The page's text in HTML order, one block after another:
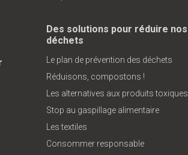
Des solutions pour réduire nos
déchets
Le plan de prévention des déchets
Réduisons, compostons !
Les alternatives aux produits toxiques
Stop au gaspillage alimentaire
Les textiles
Consommer responsable